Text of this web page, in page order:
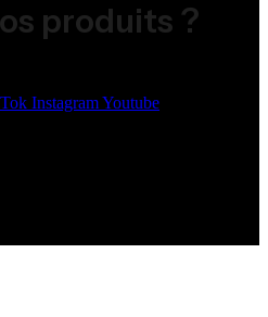
produits ?
InstagramYoutube